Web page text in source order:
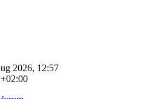
2026, 12:57